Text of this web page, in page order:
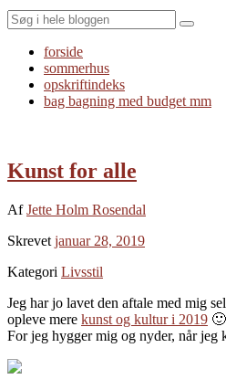
Search
forside
sommerhus
opskriftindeks
bag bagning med budget mm
Kunst for alle
AfJette Holm Rosendal
Skrevet januar 28, 2019
Kategori Livsstil
Jeg har jo lavet den aftale med mig
opleve mere kunst og kultur i 2019
For jeg hygger mig og nyder, når jeg